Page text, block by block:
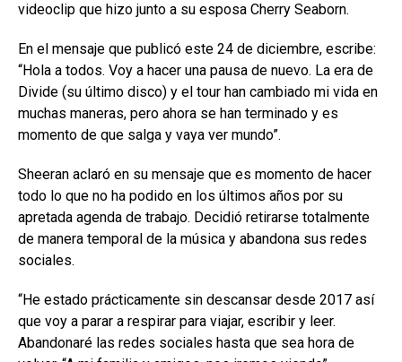
videoclip que hizo junto a su esposa Cherry Seaborn.
En el mensaje que publicó este 24 de diciembre, escribe:
“Hola a todos. Voy a hacer una pausa de nuevo. La era de
Divide (su último disco) y el tour han cambiado mi vida en
muchas maneras, pero ahora se han terminado y es
momento de que salga y vaya ver mundo”.
Sheeran aclaró en su mensaje que es momento de hacer
todo lo que no ha podido en los últimos años por su
apretada agenda de trabajo. Decidió retirarse totalmente
de manera temporal de la música y abandona sus redes
sociales.
“He estado prácticamente sin descansar desde 2017 así
que voy a parar a respirar para viajar, escribir y leer.
Abandonaré las redes sociales hasta que sea hora de